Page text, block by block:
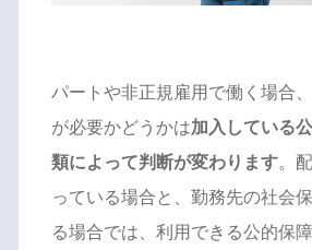
パートや非正規雇用で働く場合
が必要かどうかは加入している
類によって判断が変わります。
っている場合と、勤務先の社会
る場合では、利用できる公的保